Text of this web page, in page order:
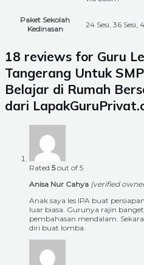
Paket Sekolah
Kedinasan
24 Sesi, 36 Sesi,
18 reviews for Guru
Tangerang Untuk
Belajar di Rumah
dari
Rated 5out of 5
Anisa Nur Cahya (verified
Anak saya les IPA buat
luar biasa. Gurunya rajin
pembahasan mendalam.
diri buat lomba.